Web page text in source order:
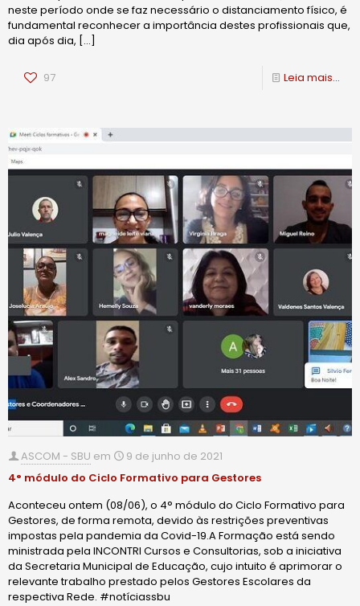
neste período onde se faz necessário o distanciamento físico, é
fundamental reconhecer a importância destes profissionais que,
dia após dia, […]
97 Leia mais...
ASCOM - SBU em
9 de junho de 2021
4° módulo do Ciclo Formativo para Gestores
Aconteceu ontem (08/06), o 4° módulo do Ciclo Formativo para
Gestores, de forma remota, devido às restrições preventivas
impostas pela pandemia da Covid-19.A Formação está sendo
ministrada pela INCONTRI Cursos e Consultorias, sob a iniciativa
da Secretaria Municipal de Educação, cujo intuito é aprimorar o
relevante trabalho prestado pelos Gestores Escolares da
respectiva Rede. #notíciassbu